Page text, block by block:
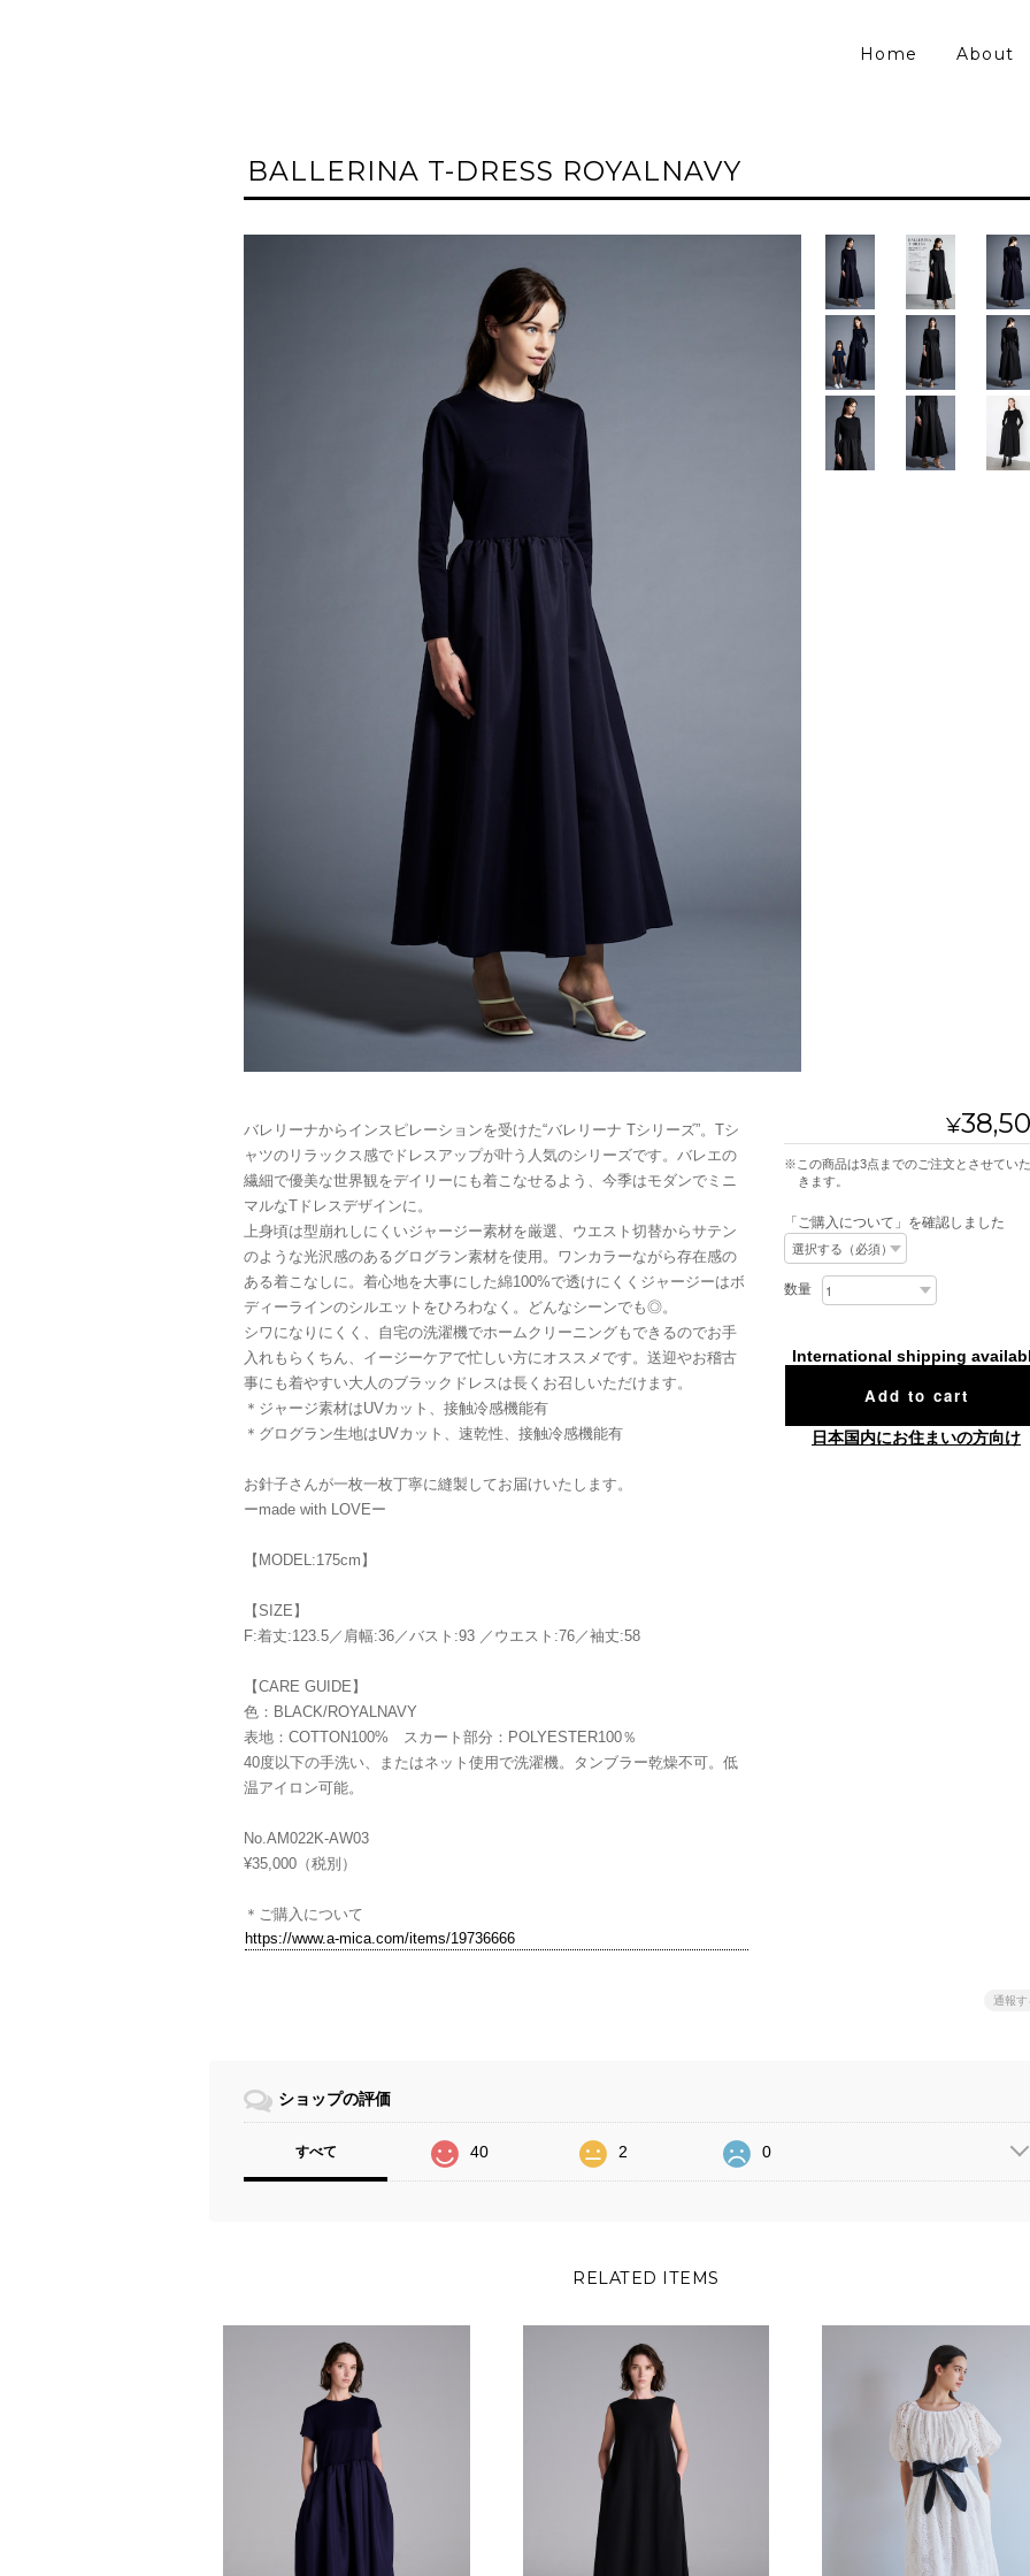
Home About
BALLERINA T-DRESS ROYALNAVY
バレリーナからインスピレーションを受けた“バレリーナ Tシリーズ”。Tシ
ャツのリラックス感でドレスアップが叶う人気のシリーズです。バレエの
繊細で優美な世界観をデイリーにも着こなせるよう、今季はモダンでミニ
マルなTドレスデザインに。
上身頃は型崩れしにくいジャージー素材を厳選、ウエスト切替からサテン
のような光沢感のあるグログラン素材を使用。ワンカラーながら存在感の
ある着こなしに。着心地を大事にした綿100%で透けにくくジャージーはボ
ディーラインのシルエットをひろわなく。どんなシーンでも◎。
シワになりにくく、自宅の洗濯機でホームクリーニングもできるのでお手
入れもらくちん、イージーケアで忙しい方にオススメです。送迎やお稽古
事にも着やすい大人のブラックドレスは長くお召しいただけます。
＊ジャージ素材はUVカット、接触冷感機能有
＊グログラン生地はUVカット、速乾性、接触冷感機能有
お針子さんが一枚一枚丁寧に縫製してお届けいたします。
ーmade with LOVEー
【MODEL:175cm】
【SIZE】
F:着丈:123.5／肩幅:36／バスト:93 ／ウエスト:76／袖丈:58
【CARE GUIDE】
色：BLACK/ROYALNAVY
表地：COTTON100% スカート部分：POLYESTER100％
40度以下の手洗い、またはネット使用で洗濯機。タンブラー乾燥不可。低
温アイロン可能。
No.AM022K-AW03
¥35,000（税別）
＊ご購入について
https://www.a-mica.com/items/19736666
¥
※この商品は3点までのご注文とさせていただ
きます。
「ご購入について」を確認しました
数量
International shipping
Add to cart
日本国内にお住まいの方向け
通報す
ショップの評価
すべて 40 2 0
RELATED ITEMS